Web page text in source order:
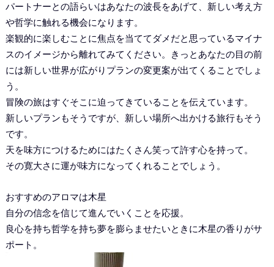
パートナーとの語らいはあなたの波長をあげて、新しい考え方
や哲学に触れる機会になります。
楽観的に楽しむことに焦点を当ててダメだと思っているマイナ
スのイメージから離れてみてください。きっとあなたの目の前
には新しい世界が広がりプランの変更案が出てくることでしょ
う。
冒険の旅はすぐそこに迫ってきていることを伝えています。
新しいプランもそうですが、新しい場所へ出かける旅行もそう
です。
天を味方につけるためにはたくさん笑って許す心を持って。
その寛大さに運が味方になってくれることでしょう。
おすすめのアロマは木星
自分の信念を信じて進んでいくことを応援。
良心を持ち哲学を持ち夢を膨らませたいときに木星の香りがサ
ポート。